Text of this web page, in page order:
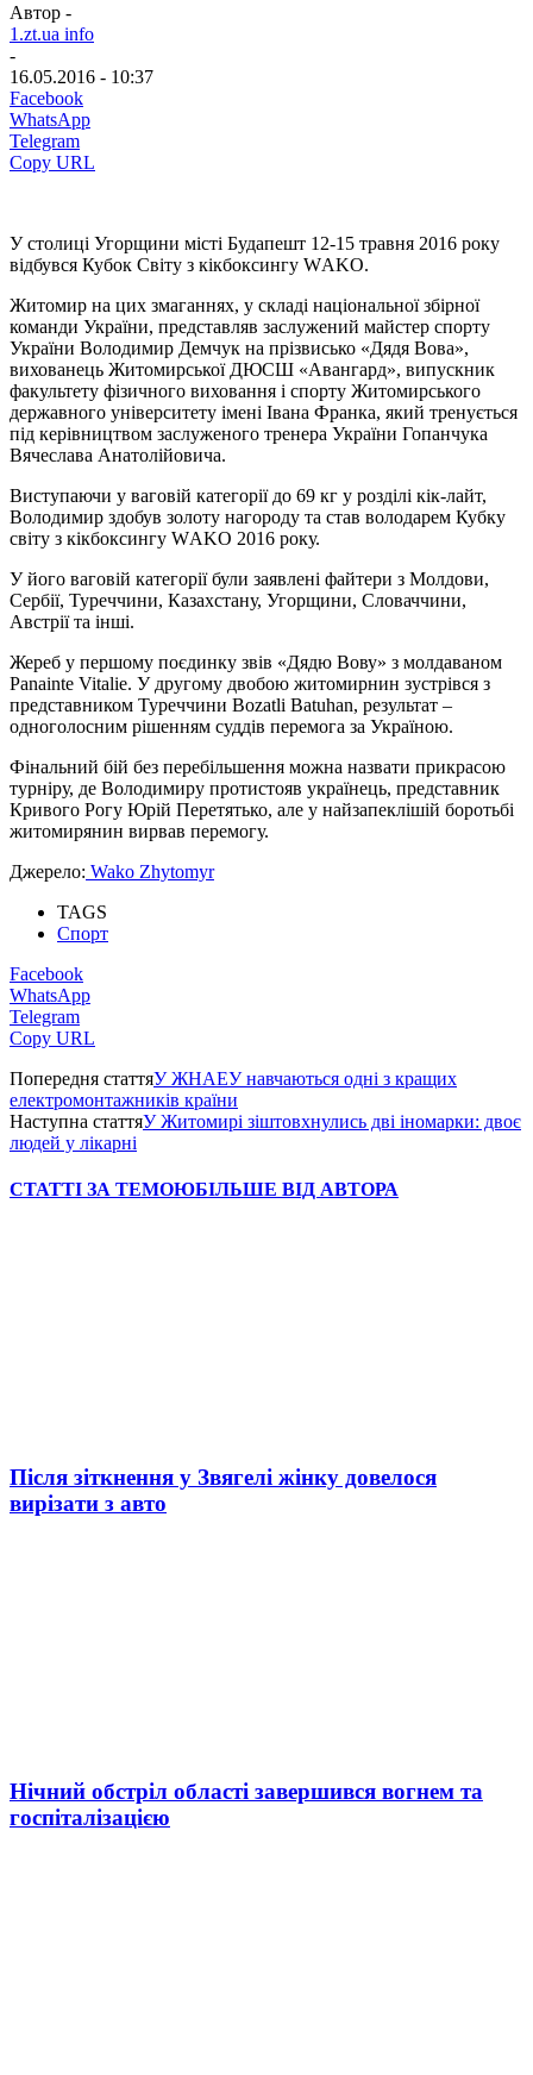
Автор -
1.zt.ua info
-
16.05.2016 - 10:37
Facebook
WhatsApp
Telegram
Copy URL
У столиці Угорщини місті Будапешт 12-15 травня 2016 року
відбувся Кубок Світу з кікбоксингу WАKО.
Житомир на цих змаганнях, у складі національної збірної
команди України, представляв заслужений майстер спорту
України Володимир Демчук на прізвисько «Дядя Вова»,
вихованець Житомирської ДЮСШ «Авангард», випускник
факультету фізичного виховання і спорту Житомирського
державного університету імені Івана Франка, який тренується
під керівництвом заслуженого тренера України Гопанчука
Вячеслава Анатолійовича.
Виступаючи у ваговій категорії до 69 кг у розділі кік-лайт,
Володимир здобув золоту нагороду та став володарем Кубку
світу з кікбоксингу WАKО 2016 року.
У його ваговій категорії були заявлені файтери з Молдови,
Сербії, Туреччини, Казахстану, Угорщини, Словаччини,
Австрії та інші.
Жереб у першому поєдинку звів «Дядю Вову» з молдаваном
Panainte Vitalie. У другому двобою житомирнин зустрівся з
представником Туреччини Bozatli Batuhan, результат –
одноголосним рішенням суддів перемога за Україною.
Фінальний бій без перебільшення можна назвати прикрасою
турніру, де Володимиру протистояв українець, представник
Кривого Рогу Юрій Перетятько, але у найзапеклішій боротьбі
житомирянин вирвав перемогу.
Джерело: Wako Zhytomyr
TAGS
Спорт
Facebook
WhatsApp
Telegram
Copy URL
Попередня статтяУ ЖНАЕУ навчаються одні з кращих
електромонтажників країни
Наступна статтяУ Житомирі зіштовхнулись дві іномарки: двоє
людей у лікарні
СТАТТІ ЗА ТЕМОЮБІЛЬШЕ ВІД АВТОРА
Після зіткнення у Звягелі жінку довелося
вирізати з авто
Нічний обстріл області завершився вогнем та
госпіталізацією